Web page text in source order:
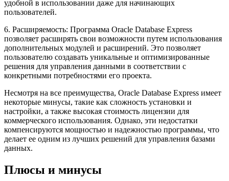
удобной в использовании даже для начинающих
пользователей.
6. Расширяемость: Программа Oracle Database Express
позволяет расширять свои возможности путем использования
дополнительных модулей и расширений. Это позволяет
пользователю создавать уникальные и оптимизированные
решения для управления данными в соответствии с
конкретными потребностями его проекта.
Несмотря на все преимущества, Oracle Database Express имеет
некоторые минусы, такие как сложность установки и
настройки, а также высокая стоимость лицензии для
коммерческого использования. Однако, эти недостатки
компенсируются мощностью и надежностью программы, что
делает ее одним из лучших решений для управления базами
данных.
Плюсы и минусы